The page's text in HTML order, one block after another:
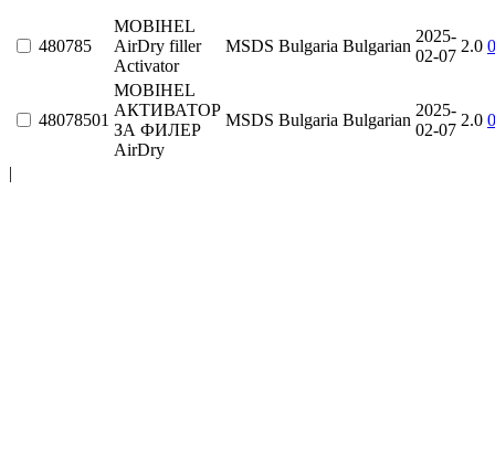
480785
MOBIHEL
AirDry filler
Activator
MSDS Bulgaria Bulgarian
2025-
02-07
2.0
48078501
MOBIHEL
АКТИВАТОР
ЗА ФИЛЕР
AirDry
MSDS Bulgaria Bulgarian
2025-
02-07
2.0
|